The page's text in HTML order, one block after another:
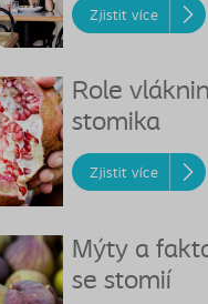
Zjistit více
Role
stomika
Zjistit více
Mýty a
se stomií